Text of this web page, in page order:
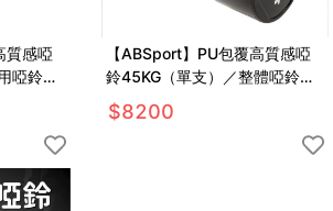
質感啞
啞鈴／
【ABSport】PU包覆高質感啞
鈴45KG（單支）／整體啞鈴／
重量啞鈴／重量訓練
$8200